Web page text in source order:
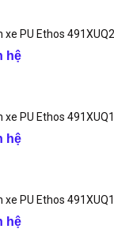
xe PU Ethos
hệ
xe PU Ethos
hệ
xe PU Ethos
hệ